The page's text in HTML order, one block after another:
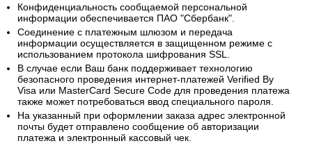
Конфиденциальность сообщаемой персональной
информации обеспечивается ПАО "Сбербанк".
Соединение с платежным шлюзом и передача
информации осуществляется в защищенном режиме с
использованием протокола шифрования SSL.
В случае если Ваш банк поддерживает технологию
безопасного проведения интернет-платежей Verified By
Visa или MasterCard Secure Code для проведения платежа
также может потребоваться ввод специального пароля.
На указанный при оформлении заказа адрес электронной
почты будет отправлено сообщение об авторизации
платежа и электронный кассовый чек.